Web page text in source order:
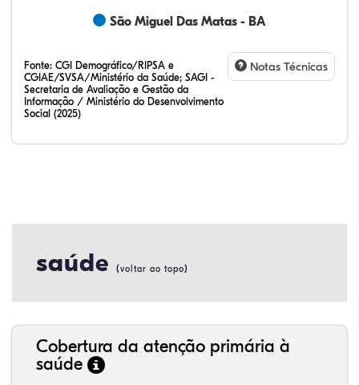
São Miguel Das Matas - BA
Fonte: CGI Demográfico/RIPSA e
CGIAE/SVSA/Ministério da Saúde; SAGI -
Secretaria de Avaliação e Gestão da
Informação / Ministério do Desenvolvimento
Social (2025)
Notas Técnicas
saúde (voltar ao topo)
Cobertura da atenção primária à
saúde